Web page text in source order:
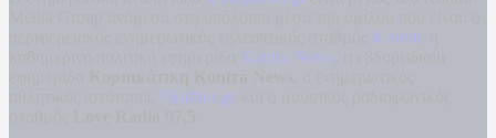
Kontra
Kontra News
Filathlos.gr